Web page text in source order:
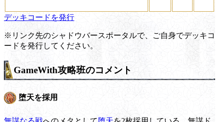
デッキコードを発行
※リンク先のシャドウバースポータルで、ご自身でデッキコ
ードを発行してください。
GameWith攻略班のコメント
堕天を採用